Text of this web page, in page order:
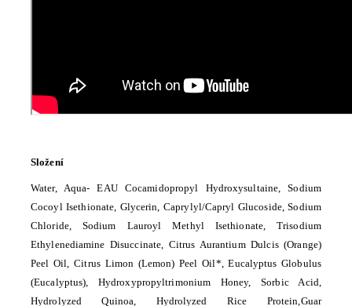
Složení
Water, Aqua- EAU Cocamidopropyl Hydroxysultaine, Sodium
Cocoyl Isethionate, Glycerin, Caprylyl/Capryl Glucoside, Sodium
Chloride, Sodium Lauroyl Methyl Isethionate, Trisodium
Ethylenediamine Disuccinate, Citrus Aurantium Dulcis (Orange)
Peel Oil, Citrus Limon (Lemon) Peel Oil*, Eucalyptus Globulus
(Eucalyptus), Hydroxypropyltrimonium Honey, Sorbic Acid,
Hydrolyzed Quinoa, Hydrolyzed Rice Protein,Guar